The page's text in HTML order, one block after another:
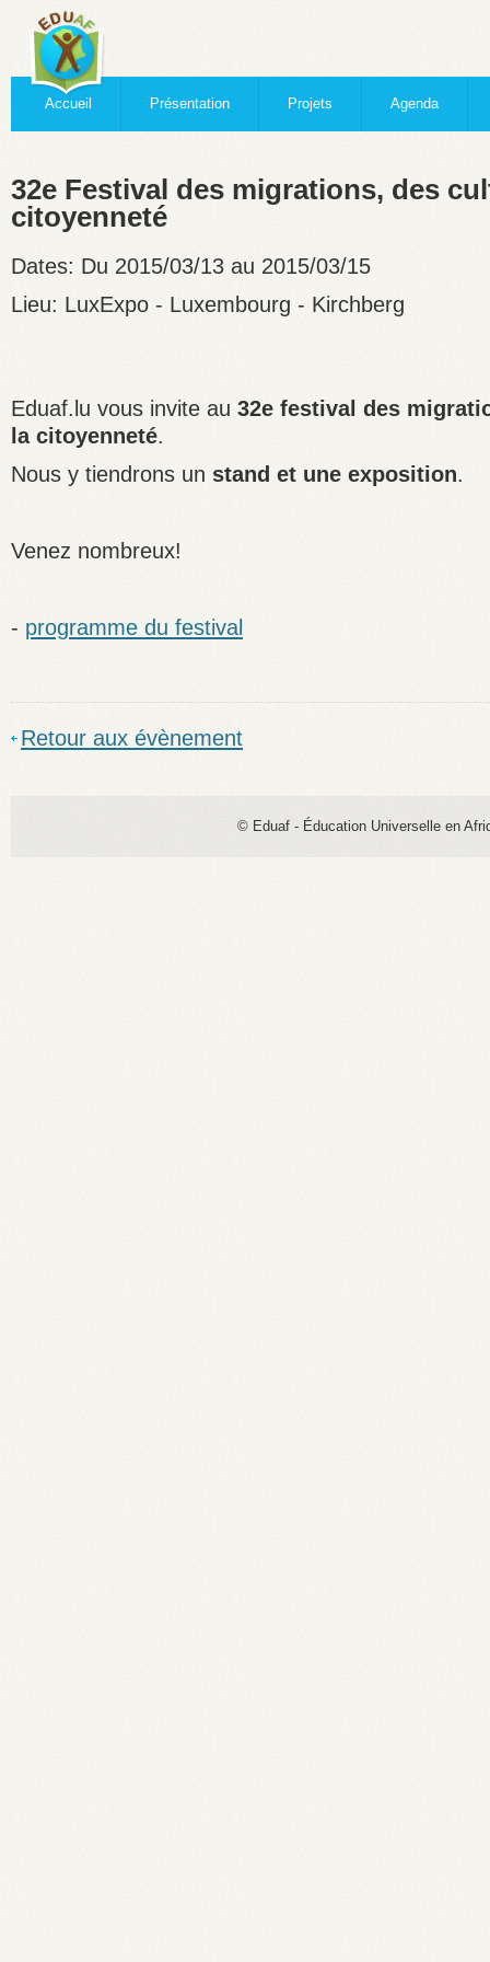
Accueil Présentation Projets Agenda
32e Festival des migrations, des
citoyenneté
Dates: Du 2015/03/13 au 2015/03/15
Lieu: LuxExpo - Luxembourg - Kirchberg
Eduaf.lu vous invite au 32e festival des
la citoyenneté.
Nous y tiendrons un stand et une exposition.
Venez nombreux!
- programme du festival
Retour aux évènement
© Eduaf - Éducation Universelle en